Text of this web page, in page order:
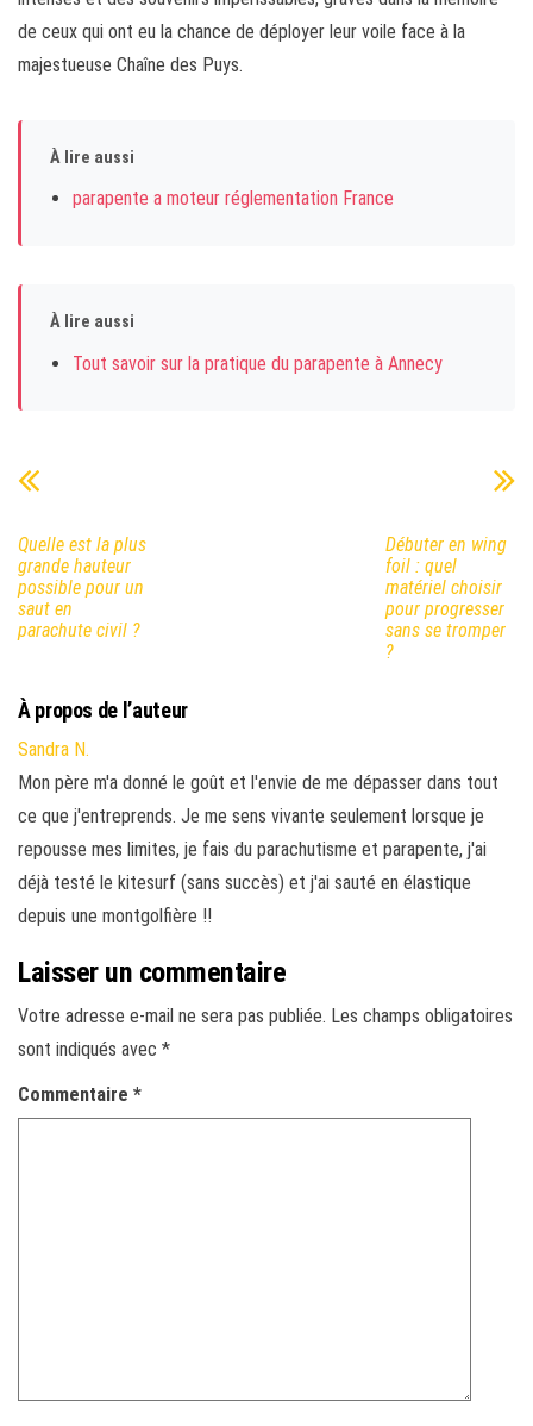
de ceux qui ont eu la chance de déployer leur voile face à la
majestueuse Chaîne des Puys.
À lire aussi
parapente a moteur réglementation France
À lire aussi
Tout savoir sur la pratique du parapente à Annecy
Quelle est la plus
grande hauteur
possible pour un
saut en
parachute civil ?
Débuter en wing
foil : quel
matériel choisir
pour progresser
sans se tromper
?
À propos de l’auteur
Sandra N.
Mon père m'a donné le goût et l'envie de me dépasser dans tout
ce que j'entreprends. Je me sens vivante seulement lorsque je
repousse mes limites, je fais du parachutisme et parapente, j'ai
déjà testé le kitesurf (sans succès) et j'ai sauté en élastique
depuis une montgolfière !!
Laisser un commentaire
Votre adresse e-mail ne sera pas publiée. Les champs obligatoires
sont indiqués avec *
Commentaire *